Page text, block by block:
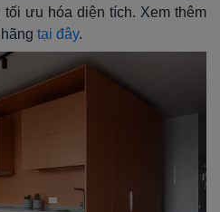
ưu hóa diện tích. Xem thêm
tại đây.